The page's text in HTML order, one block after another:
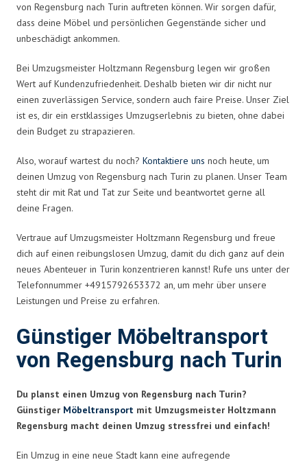
von Regensburg nach Turin auftreten können. Wir sorgen dafür,
dass deine Möbel und persönlichen Gegenstände sicher und
unbeschädigt ankommen.
Bei Umzugsmeister Holtzmann Regensburg legen wir großen
Wert auf Kundenzufriedenheit. Deshalb bieten wir dir nicht nur
einen zuverlässigen Service, sondern auch faire Preise. Unser Ziel
ist es, dir ein erstklassiges Umzugserlebnis zu bieten, ohne dabei
dein Budget zu strapazieren.
Also, worauf wartest du noch? Kontaktiere uns noch heute, um
deinen Umzug von Regensburg nach Turin zu planen. Unser Team
steht dir mit Rat und Tat zur Seite und beantwortet gerne all
deine Fragen.
Vertraue auf Umzugsmeister Holtzmann Regensburg und freue
dich auf einen reibungslosen Umzug, damit du dich ganz auf dein
neues Abenteuer in Turin konzentrieren kannst! Rufe uns unter der
Telefonnummer +4915792653372 an, um mehr über unsere
Leistungen und Preise zu erfahren.
Günstiger Möbeltransport
von Regensburg nach Turin
Du planst einen Umzug von Regensburg nach Turin?
Günstiger Möbeltransport mit Umzugsmeister Holtzmann
Regensburg macht deinen Umzug stressfrei und einfach!
Ein Umzug in eine neue Stadt kann eine aufregende